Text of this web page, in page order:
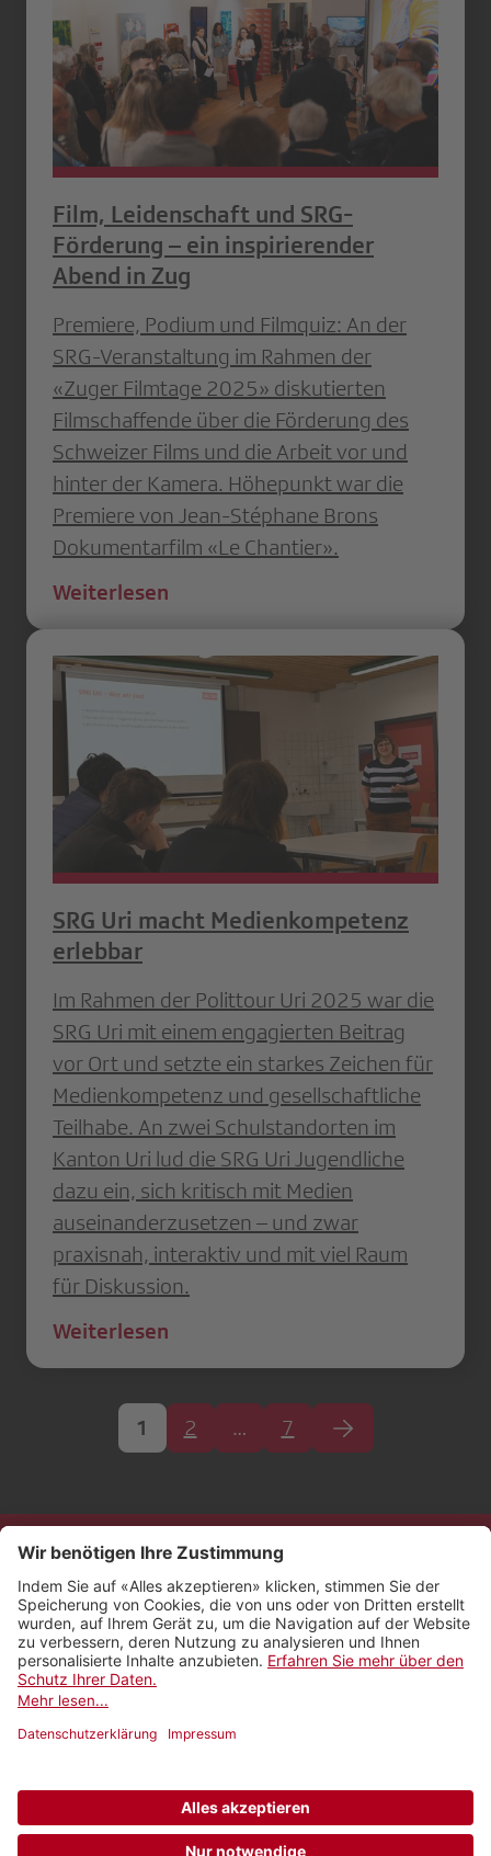
Film, Leidenschaft und SRG-
Förderung – ein inspirierender
Abend in Zug
Premiere, Podium und Filmquiz: An der
SRG-Veranstaltung im Rahmen der
«Zuger Filmtage 2025» diskutierten
Filmschaffende über die Förderung des
Schweizer Films und die Arbeit vor und
hinter der Kamera. Höhepunkt war die
Premiere von Jean-Stéphane Brons
Dokumentarfilm «Le Chantier».
Weiterlesen
SRG Uri macht Medienkompetenz
erlebbar
Im Rahmen der Polittour Uri 2025 war die
SRG Uri mit einem engagierten Beitrag
vor Ort und setzte ein starkes Zeichen für
Medienkompetenz und gesellschaftliche
Teilhabe. An zwei Schulstandorten im
Kanton Uri lud die SRG Uri Jugendliche
dazu ein, sich kritisch mit Medien
auseinanderzusetzen – und zwar
praxisnah, interaktiv und mit viel Raum
für Diskussion.
Weiterlesen
1 2 … 7
Kontakt
Impressum
Rechtliches
Netiquette